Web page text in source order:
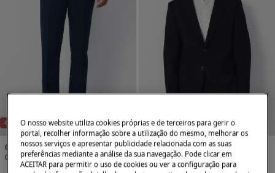
-67% NEW
Cortefiel
Calça com estrutura Série XXI azulão
-60%
Cortefiel
O nosso website utiliza cookies próprias e de terceiros para gerir o
portal, recolher informação sobre a utilização do mesmo, melhorar os
nossos serviços e apresentar publicidade relacionada com as suas
preferências mediante a análise da sua navegação. Pode clicar em
ACEITAR para permitir o uso de cookies ou ver a configuração para